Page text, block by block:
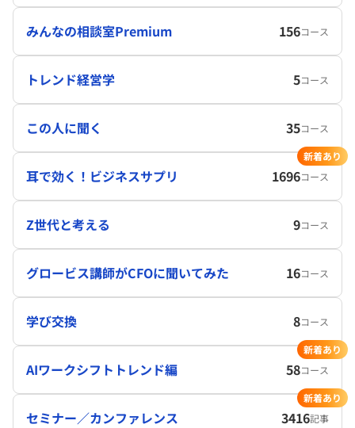
みんなの相談室Premium 156コース
トレンド経営学 5コース
この人に聞く 35コース
耳で効く！ビジネスサプリ 1696コース
新着あり
Z世代と考える 9コース
グロービス講師がCFOに聞いてみた 16コース
学び交換 8コース
AIワークシフトトレンド編 58コース
新着あり
セミナー／カンファレンス 3416記事
新着あり